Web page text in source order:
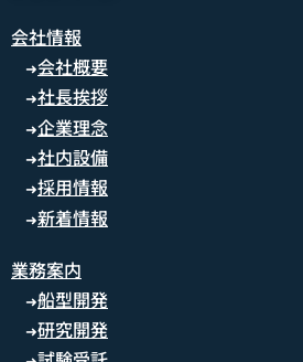
会社情報
➜会社概要
➜社長挨拶
➜企業理念
➜社内設備
➜採用情報
➜新着情報
業務案内
➜船型開発
➜研究開発